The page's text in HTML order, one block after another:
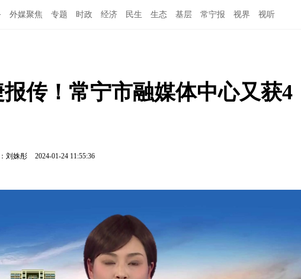
外媒聚焦 专题 时政 经济 民生 生态 基层 常宁报 视界 视听
报传！常宁市融媒体中心又获4
刘姝彤 2024-01-24 11:55:36